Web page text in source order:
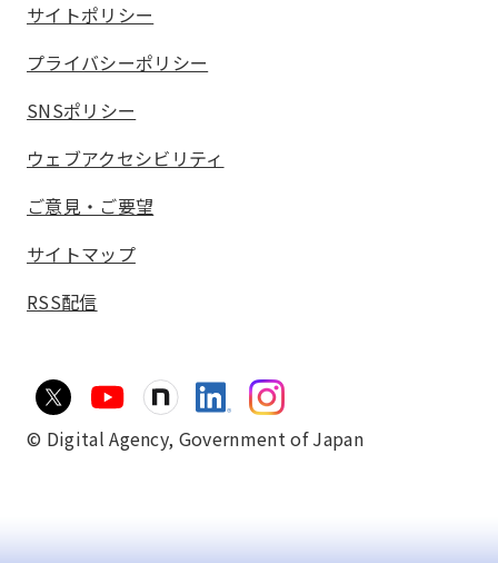
サイトポリシー
プライバシーポリシー
SNSポリシー
ウェブアクセシビリティ
ご意見・ご要望
サイトマップ
RSS配信
© Digital Agency, Government of Japan